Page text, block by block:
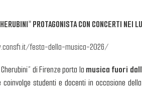
PROTAGONISTA CON CONCERTI NEI
festa-della-musica-2026/
di Firenze porta la musica fuori
studenti e docenti in occasione della